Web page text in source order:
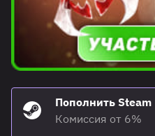
Пополнить Steam
Комиссия от 6%